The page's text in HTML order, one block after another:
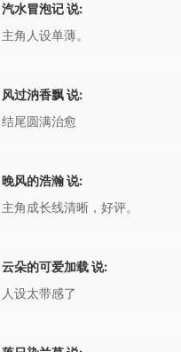
汽水冒泡记 说:
主角人设单薄。
风过汭香飘 说:
结尾圆满治愈
晚风的浩瀚 说:
主角成长线清晰，好评。
云朵的可爱加载 说:
人设太带感了